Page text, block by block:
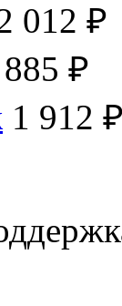
012 ₽
₽
1 912